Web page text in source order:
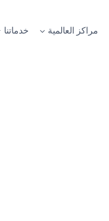
مراكز العالمية خدماتنا